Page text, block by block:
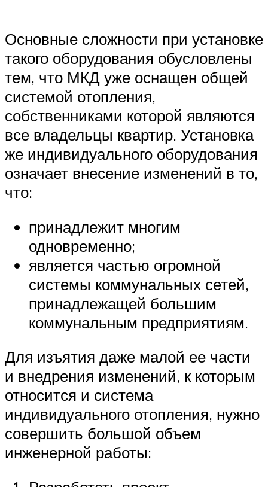
Основные сложности при установке
такого оборудования обусловлены
тем, что МКД уже оснащен общей
системой отопления,
собственниками которой являются
все владельцы квартир. Установка
же индивидуального оборудования
означает внесение изменений в то,
что:
принадлежит многим
одновременно;
является частью огромной
системы коммунальных сетей,
принадлежащей большим
коммунальным предприятиям.
Для изъятия даже малой ее части
и внедрения изменений, к которым
относится и система
индивидуального отопления, нужно
совершить большой объем
инженерной работы: